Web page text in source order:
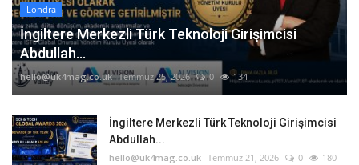
Londra
İngiltere Merkezli Türk Teknoloji Girişimcisi
Abdullah...
hello@uk4mag.co.uk Temmuz 25, 2026 0 134
İngiltere Merkezli Türk Teknoloji Girişimcisi
Abdullah...
hello@uk4mag.co.uk Temmuz 21, 2026 0 180